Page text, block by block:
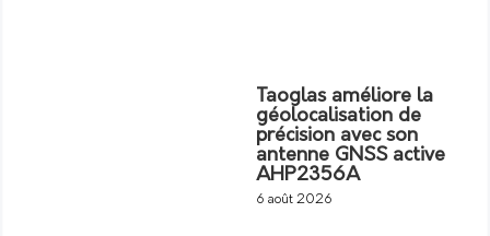
Taoglas améliore la
géolocalisation de
précision avec son
antenne GNSS active
AHP2356A
6 août 2026